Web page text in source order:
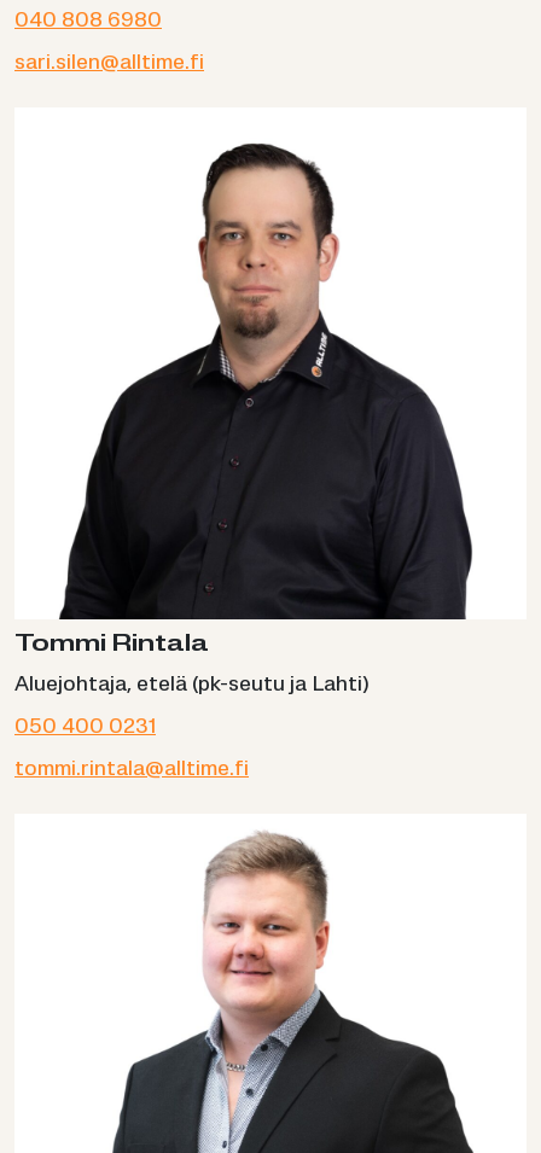
040 808 6980
sari.silen@alltime.fi
Tommi Rintala
Aluejohtaja, etelä (pk-seutu ja Lahti)
050 400 0231
tommi.rintala@alltime.fi